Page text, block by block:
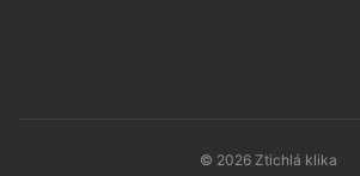
© 2026 Ztichlá klika